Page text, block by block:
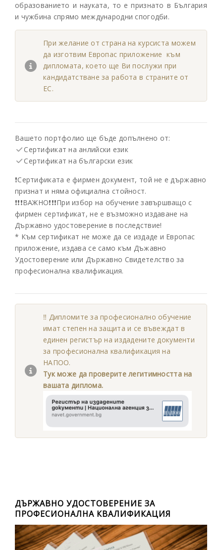
образованието и науката, то е признато в България
и чужбина спрямо международни спогодби.
При желание от страна на курсиста можем
да изготвим Европас приложение към
дипломата, което ще Ви послужи при
кандидатстване за работа в страните от
ЕС.
Вашето портфолио ще бъде допълнено от:
Сертификат на анлийски език
Сертификат на български език
❗️Сертификата е фирмен документ, той не е държавно
признат и няма официална стойност.
❗️❗️❗️ВАЖНО❗️❗️❗️При избор на обучение завършващо с
фирмен сертификат, не е възможно издаване на
Държавно удостоверение в последствие!
* Към сертификат не може да се издаде и Европас
приложение, издава се само към Дъжавно
Удостоверение или Държавно Свидетелство за
професионална квалификация.
‼️ Дипломите за професионално обучение
имат степен на защита и се въвеждат в
единен регистър на издадените документи
за професионална квалификация на
НАПОО.
Тук може да проверите легитимността на
вашата диплома.
ДЪРЖАВНО УДОСТОВЕРЕНИЕ ЗА
ПРОФЕСИОНАЛНА КВАЛИФИКАЦИЯ